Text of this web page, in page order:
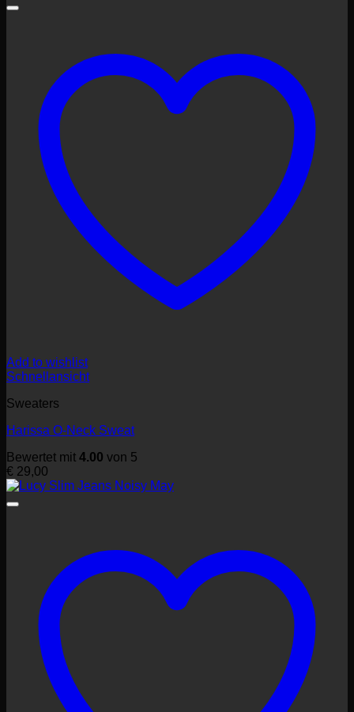
Add to wishlist
Schnellansicht
Sweaters
Harissa O-Neck Sweat
Bewertet mit 4.00 von 5
€ 29,00